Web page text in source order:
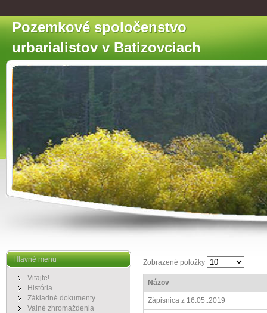
Pozemkové spoločenstvo
urbarialistov v Batizovciach
Hlavné menu
Vitajte!
História
Základné dokumenty
Valné zhromaždenia
Zobrazené položky
Názov
Zápisnica z 16.05..2019